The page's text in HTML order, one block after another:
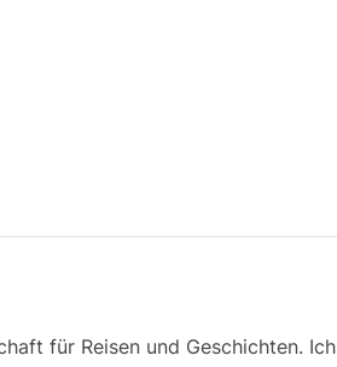
für Reisen und Geschichten. Ich